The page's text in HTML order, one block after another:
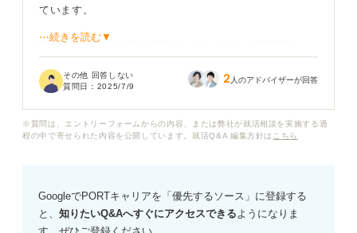
ています。
Web上では自己分析は不要で、それよりも企業研究や
ます。
明確な答えが出にくい自己分析に、本当に時間を費やす
ょうか？ また、もし無駄ではないのであれば、無駄にな
らない自己分析の方法や、意識すべきポイントについて
⋯続きを読む▼
その他 回答しない
質問日： 2025/7/9 2 人のアドバイザーが回答
※質問は、エントリーフォームからの内容、または弊社が就活相談を実施する過
程の中で寄せられた内容を公開しています。就活Q&A 編集方針は こちら
GoogleでPORTキャリアを「優先するソース」に登録する
と、 知りたいQ&Aへすぐにアクセスできるようになりま